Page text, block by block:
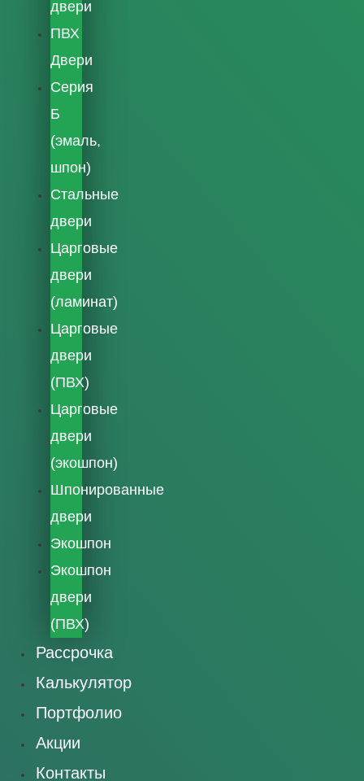
двери
ПВХ
Двери
Серия
Б
(эмаль,
шпон)
Стальные
двери
Царговые
двери
(ламинат)
Царговые
двери
(ПВХ)
Царговые
двери
(экошпон)
Шпонированные
двери
Экошпон
Экошпон
двери
(ПВХ)
Рассрочка
Калькулятор
Портфолио
Акции
Контакты